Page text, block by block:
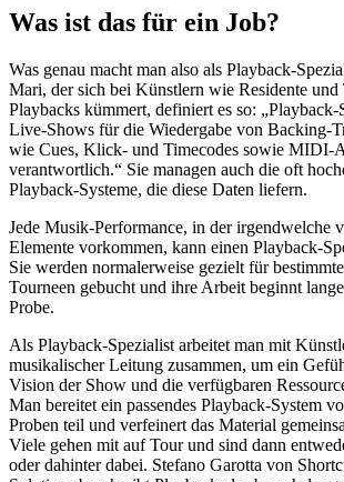
Was ist das für ein Job?
Was genau macht man also als Playback-
Mari, der sich bei Künstlern wie Residente und
Playbacks kümmert, definiert es so: „Playback-
Live-Shows für die Wiedergabe von Backing-
wie Cues, Klick- und Timecodes sowie MIDI-
verantwortlich.“ Sie managen auch die oft
Playback-Systeme, die diese Daten liefern.
Jede Musik-Performance, in der irgendwelche
Elemente vorkommen, kann einen Playback-
Sie werden normalerweise gezielt für
Tourneen gebucht und ihre Arbeit beginnt
Probe.
Als Playback-Spezialist arbeitet man mit
musikalischer Leitung zusammen, um ein
Vision der Show und die verfügbaren
Man bereitet ein passendes Playback-System
Proben teil und verfeinert das Material
Viele gehen mit auf Tour und sind dann
oder dahinter dabei. Stefano Garotta von